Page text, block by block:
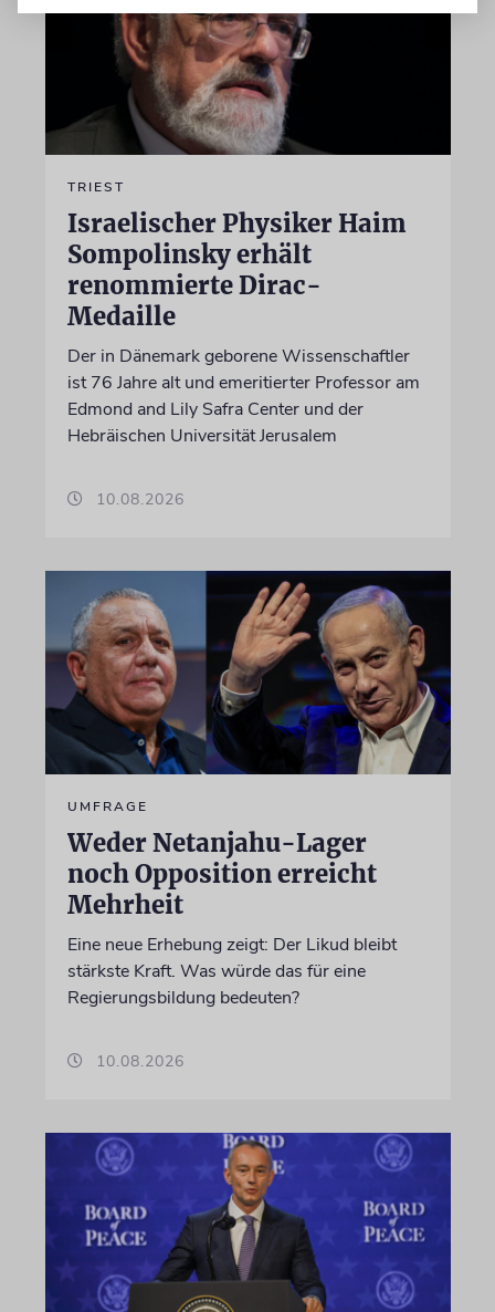
TRIEST
Israelischer Physiker Haim
Sompolinsky erhält
renommierte Dirac-
Medaille
Der in Dänemark geborene Wissenschaftler
ist 76 Jahre alt und emeritierter Professor am
Edmond and Lily Safra Center und der
Hebräischen Universität Jerusalem
10.08.2026
UMFRAGE
Weder Netanjahu-Lager
noch Opposition erreicht
Mehrheit
Eine neue Erhebung zeigt: Der Likud bleibt
stärkste Kraft. Was würde das für eine
Regierungsbildung bedeuten?
10.08.2026